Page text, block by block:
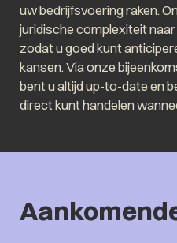
uw bedrijfsvoering raken.
juridische complexiteit naar
zodat u goed kunt
kansen. Via onze
bent u altijd up-to-date en
direct kunt handelen